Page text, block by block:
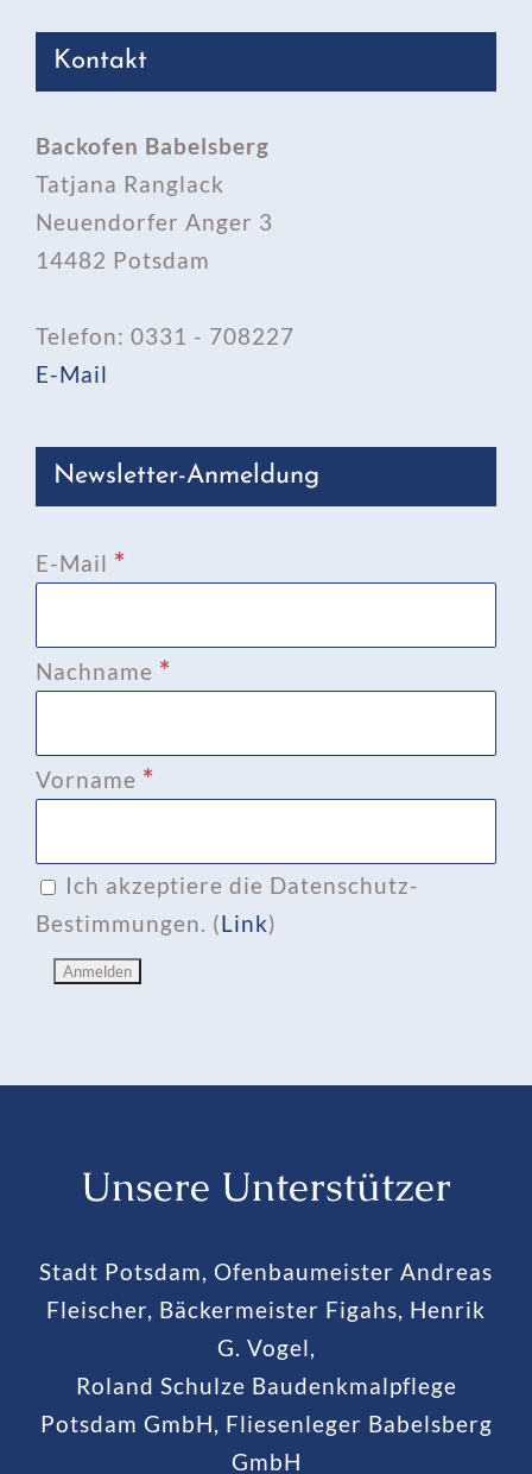
Kontakt
Backofen Babelsberg
Tatjana Ranglack
Neuendorfer Anger 3
14482 Potsdam
Telefon: 0331 - 708227
E-Mail
Newsletter-Anmeldung
E-Mail *
Nachname *
Vorname *
Ich akzeptiere die Datenschutz-
Bestimmungen. (Link)
Unsere Unterstützer
Stadt Potsdam, Ofenbaumeister Andreas
Fleischer, Bäckermeister Figahs, Henrik
G. Vogel,
Roland Schulze Baudenkmalpflege
Potsdam GmbH, Fliesenleger Babelsberg
GmbH